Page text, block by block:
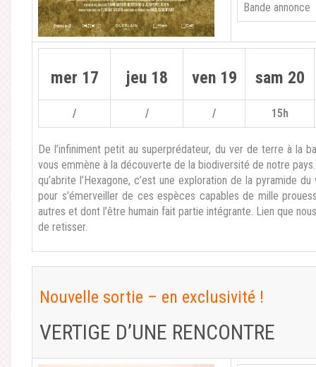
Bande annonce
mer 17 jeu 18 ven 19 sam 20
/ / / 15h
De l’infiniment petit au superprédateur, du ver de terre à la
vous emmène à la découverte de la biodiversité de notre
qu’abrite l’Hexagone, c’est une exploration de la pyramide
pour s’émerveiller de ces espèces capables de mille
autres et dont l’être humain fait partie intégrante. Lien que
de retisser.
Nouvelle sortie – en exclusivité !
VERTIGE D’UNE RENCONTRE